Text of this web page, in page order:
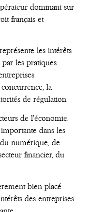
dominant sur
français et
les intérêts
les pratiques
la
de régulation.
de l’économie.
dans les
numérique, de
financier, du
bien placé
des entreprises